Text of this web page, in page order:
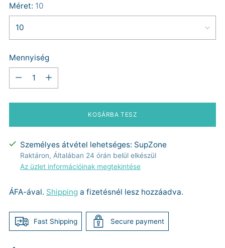
Méret: 10
Mennyiség
Mennyiség
KOSÁRBA TESZ
Személyes átvétel lehetséges: SupZone
Raktáron, Általában 24 órán belül elkészül
Az üzlet információinak megtekintése
ÁFA-ával. Shipping a fizetésnél lesz hozzáadva.
Fast Shipping Secure payment